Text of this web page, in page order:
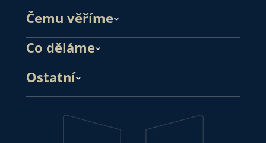
Čemu věříme
Co děláme
Ostatní